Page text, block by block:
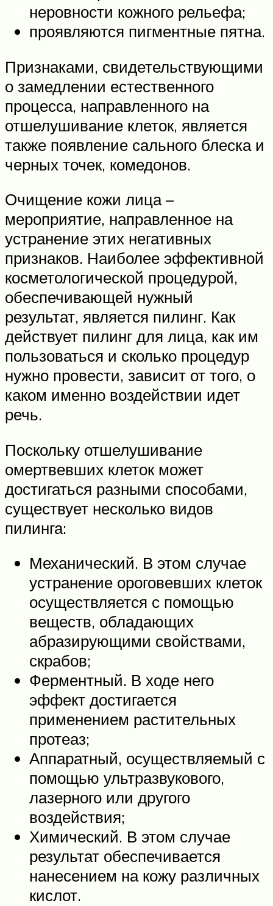
неровности кожного рельефа;
проявляются пигментные пятна.
Признаками, свидетельствующими
о замедлении естественного
процесса, направленного на
отшелушивание клеток, является
также появление сального блеска и
черных точек, комедонов.
Очищение кожи лица –
мероприятие, направленное на
устранение этих негативных
признаков. Наиболее эффективной
косметологической процедурой,
обеспечивающей нужный
результат, является пилинг. Как
действует пилинг для лица, как им
пользоваться и сколько процедур
нужно провести, зависит от того, о
каком именно воздействии идет
речь.
Поскольку отшелушивание
омертвевших клеток может
достигаться разными способами,
существует несколько видов
пилинга:
Механический. В этом случае
устранение ороговевших клеток
осуществляется с помощью
веществ, обладающих
абразирующими свойствами,
скрабов;
Ферментный. В ходе него
эффект достигается
применением растительных
протеаз;
Аппаратный, осуществляемый с
помощью ультразвукового,
лазерного или другого
воздействия;
Химический. В этом случае
результат обеспечивается
нанесением на кожу различных
кислот.